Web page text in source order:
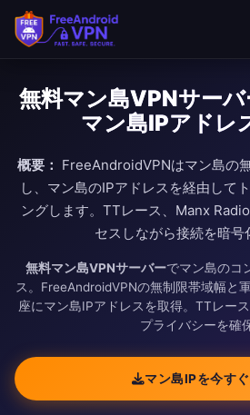
無料マン島VPNサー
マン島IPアドレ
概要： FreeAndroidVPNはマン島の
し、マン島のIPアドレスを経由して
ングします。TTレース、Manx
セスしながら接続を暗号
無料マン島VPNサーバーでマン島のコ
ス。FreeAndroidVPNの無制限帯域幅と
座にマン島IPアドレスを取得。TTレー
プライバシーを確
マン島IPを今す